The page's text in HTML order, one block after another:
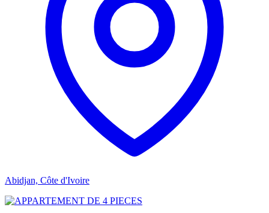
Abidjan, Côte d'Ivoire